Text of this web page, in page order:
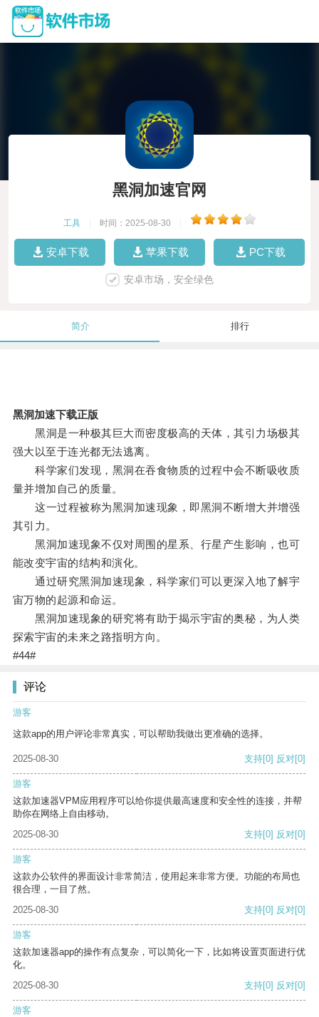
黑洞加速官网
工具 时间：2025-08-30
安卓下载 苹果下载 PC下载
安卓市场，安全绿色
简介 排行
黑洞加速下载正版
黑洞是一种极其巨大而密度极高的天体，其引力场极其
强大以至于连光都无法逃离。
科学家们发现，黑洞在吞食物质的过程中会不断吸收质
量并增加自己的质量。
这一过程被称为黑洞加速现象，即黑洞不断增大并增强
其引力。
黑洞加速现象不仅对周围的星系、行星产生影响，也可
能改变宇宙的结构和演化。
通过研究黑洞加速现象，科学家们可以更深入地了解宇
宙万物的起源和命运。
黑洞加速现象的研究将有助于揭示宇宙的奥秘，为人类
探索宇宙的未来之路指明方向。
#44#
评论
游客
这款app的用户评论非常真实，可以帮助我做出更准确的选择。
2025-08-30 支持[0] 反对[0]
游客
这款加速器VPM应用程序可以给你提供最高速度和安全性的连接，并帮
助你在网络上自由移动。
2025-08-30
支持[0] 反对[0]
游客
这款办公软件的界面设计非常简洁，使用起来非常方便。功能的布局也
很合理，一目了然。
2025-08-30
支持[0] 反对[0]
游客
这款加速器app的操作有点复杂，可以简化一下，比如将设置页面进行优
化。
2025-08-30
支持[0] 反对[0]
游客